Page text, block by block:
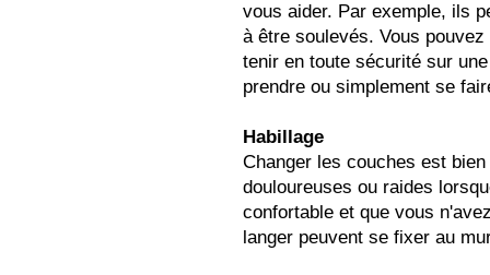
vous aider. Par exemple, ils
à être soulevés. Vous
tenir en toute sécurité sur
prendre ou simplement se
Habillage
Changer les couches est
douloureuses ou raides
confortable et que vous
langer peuvent se fixer au